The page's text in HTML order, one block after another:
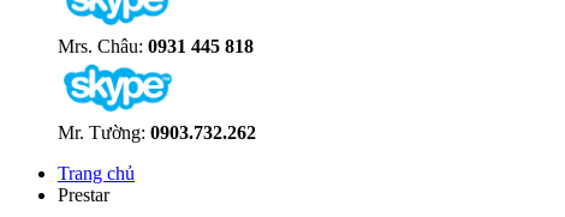
Mrs. Châu: 0931 445 818
Mr. Tường: 0903.732.262
Trang chủ
Prestar